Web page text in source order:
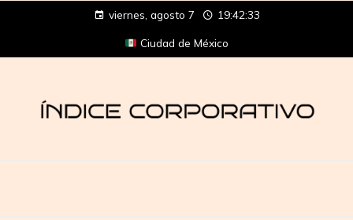
viernes, agosto 7 19:42:34
Ciudad de México